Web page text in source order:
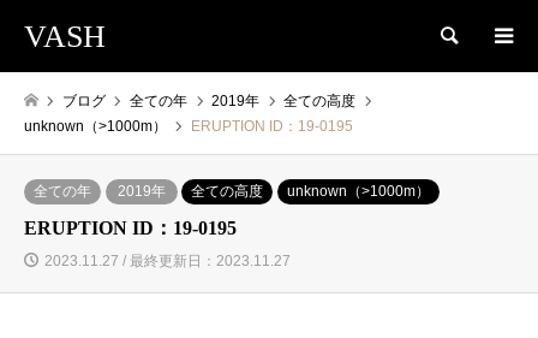
VASH 検索
ブログ 全ての年 2019年
全ての高度
unknown（>1000m）
ERUPTION ID：19-0195
全ての年 2019年 全ての高度 unknown（>1000m）
ERUPTION ID：19-0195
2023.11.27 / 最終更新日：2023.11.27